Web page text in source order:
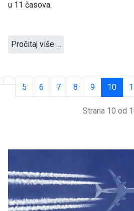
u 11 časova.
Pročitaj više …
5 6 7 8 9 10
Strana 10 od